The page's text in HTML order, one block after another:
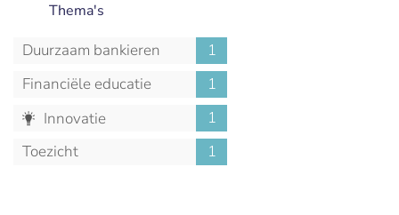
Thema's
Duurzaam bankieren
1
Financiële educatie
1
Innovatie
1
Toezicht
1